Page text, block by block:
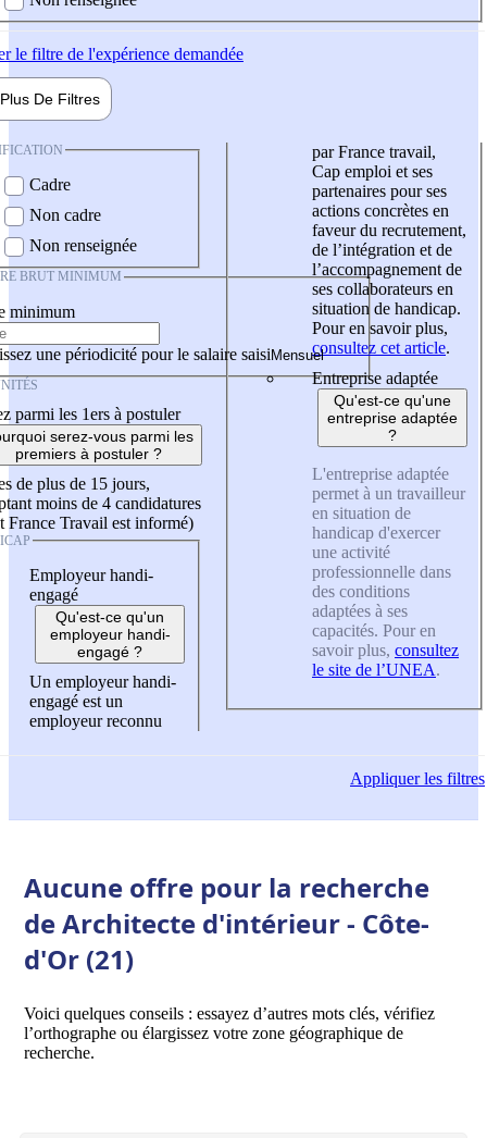
le filtre de l'expérience demandée
Plus De Filtres
Cadre
Non cadre
Non renseignée
BRUT MINIMUM
minimum
une périodicité pour le salaire saisi
parmi les 1ers à postuler
serez-vous parmi les
premiers à postuler ?
de plus de 15 jours,
moins de 4 candidatures
France Travail est informé)
Employeur handi-
engagé
Qu'est-ce qu'un
employeur handi-
engagé ?
Un employeur handi-
engagé est un
employeur reconnu
par France travail,
Cap emploi et ses
partenaires pour ses
actions concrètes en
faveur du recrutement,
de l’intégration et de
l’accompagnement de
ses collaborateurs en
situation de handicap.
Pour en savoir plus,
consultez cet article.
Entreprise adaptée
Qu'est-ce qu'une
entreprise adaptée
?
L'entreprise adaptée
permet à un travailleur
en situation de
handicap d'exercer
une activité
professionnelle dans
des conditions
adaptées à ses
capacités. Pour en
savoir plus, consultez
le site de l’UNEA.
Appliquerles filtres
Aucune offre pour la recherche
de Architecte d'intérieur - Côte-
d'Or (21)
Voici quelques conseils : essayez d’autres mots clés, vérifiez
l’orthographe ou élargissez votre zone géographique de
recherche.